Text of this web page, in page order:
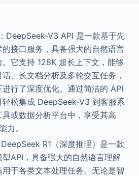
：DeepSeek-V3 API 是一款基于先
接口服务，具备强大的自然语言
它支持 128K 超长上下文，能够
、长文档分析及多轮交互任务，
行了深度优化。通过简洁的 API
轻松集成 DeepSeek-V3 到客服系
或数据分析平台中，享受其高
力。
R1（深度推理）是一款
API，具备强大的自然语言理解
于各类文本处理任务。无论是智